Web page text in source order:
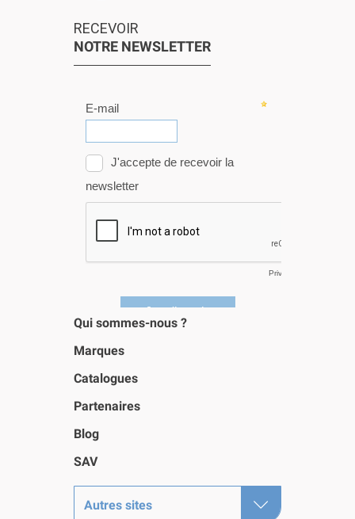
RECEVOIR
NOTRE NEWSLETTER
Qui sommes-nous ?
Marques
Catalogues
Partenaires
Blog
SAV
Autres sites